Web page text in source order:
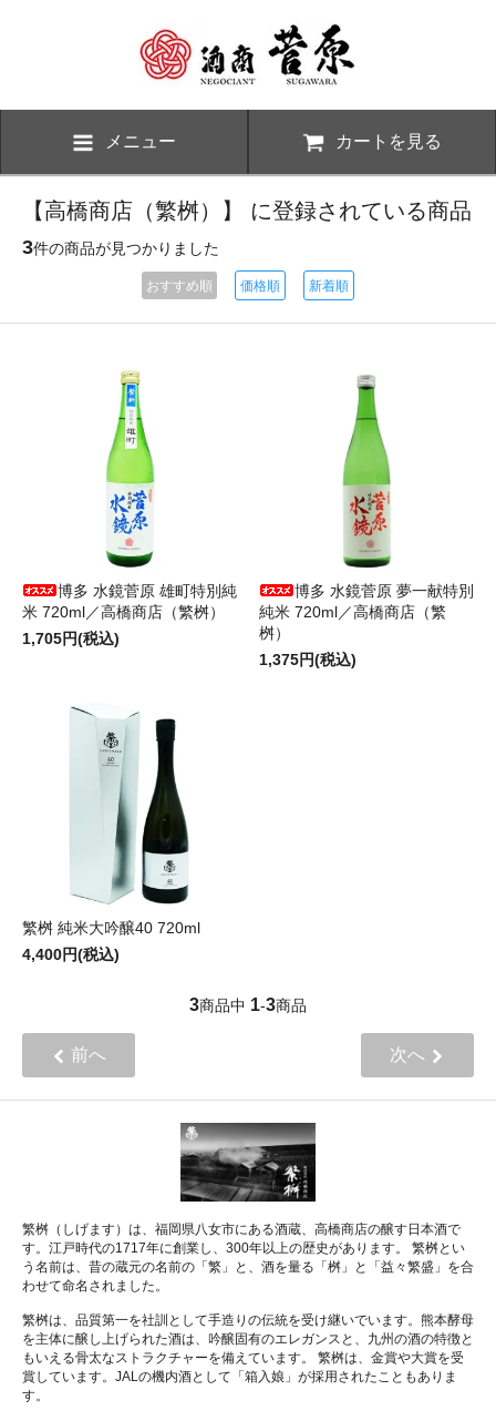
メニュー カートを見る
【高橋商店（繁桝）】 に登録されている商品
3件の商品が見つかりました
おすすめ順 価格順 新着順
博多 水鏡菅原 雄町特別純
米 720ml／高橋商店（繁桝）
1,705円(税込)
博多 水鏡菅原 夢一献特別
純米 720ml／高橋商店（繁
桝）
1,375円(税込)
繁桝 純米大吟醸40 720ml
4,400円(税込)
3商品中 1-3商品
前へ 次へ
繁桝（しげます）は、福岡県八女市にある酒蔵、高橋商店の醸す日本酒で
す。江戸時代の1717年に創業し、300年以上の歴史があります。 繁桝とい
う名前は、昔の蔵元の名前の「繁」と、酒を量る「桝」と「益々繁盛」を合
わせて命名されました。
繁桝は、品質第一を社訓として手造りの伝統を受け継いでいます。熊本酵母
を主体に醸し上げられた酒は、吟醸固有のエレガンスと、九州の酒の特徴と
もいえる骨太なストラクチャーを備えています。 繁桝は、金賞や大賞を受
賞しています。JALの機内酒として「箱入娘」が採用されたこともありま
す。